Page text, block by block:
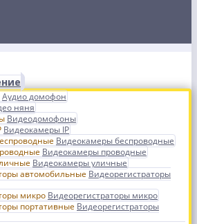
Аудио домофон
няня
Видеодомофоны
Видеокамеры IP
Видеокамеры беспроводные
Видеокамеры проводные
Видеокамеры уличные
Видеорегистраторы
Видеорегистраторы микро
Видеорегистраторы